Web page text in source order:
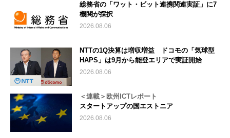
総務省の「ワット・ビット連携関連実証」に7
機関が採択
2026.08.06
NTTの1Q決算は増収増益 ドコモの「気球型
HAPS」は9月から能登エリアで実証開始
2026.08.06
＜連載＞欧州ICTレポート
スタートアップの国エストニア
2026.08.06